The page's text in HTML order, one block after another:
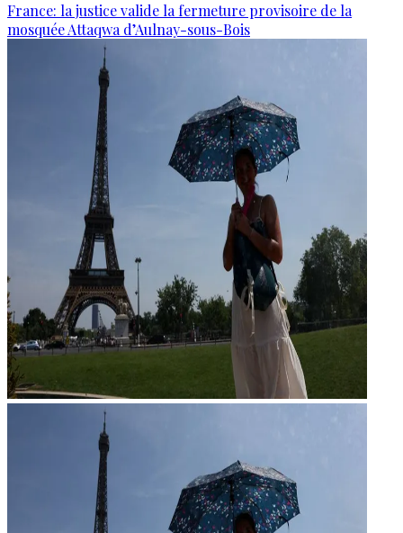
France: la justice valide la fermeture provisoire de la
mosquée Attaqwa d’Aulnay-sous-Bois